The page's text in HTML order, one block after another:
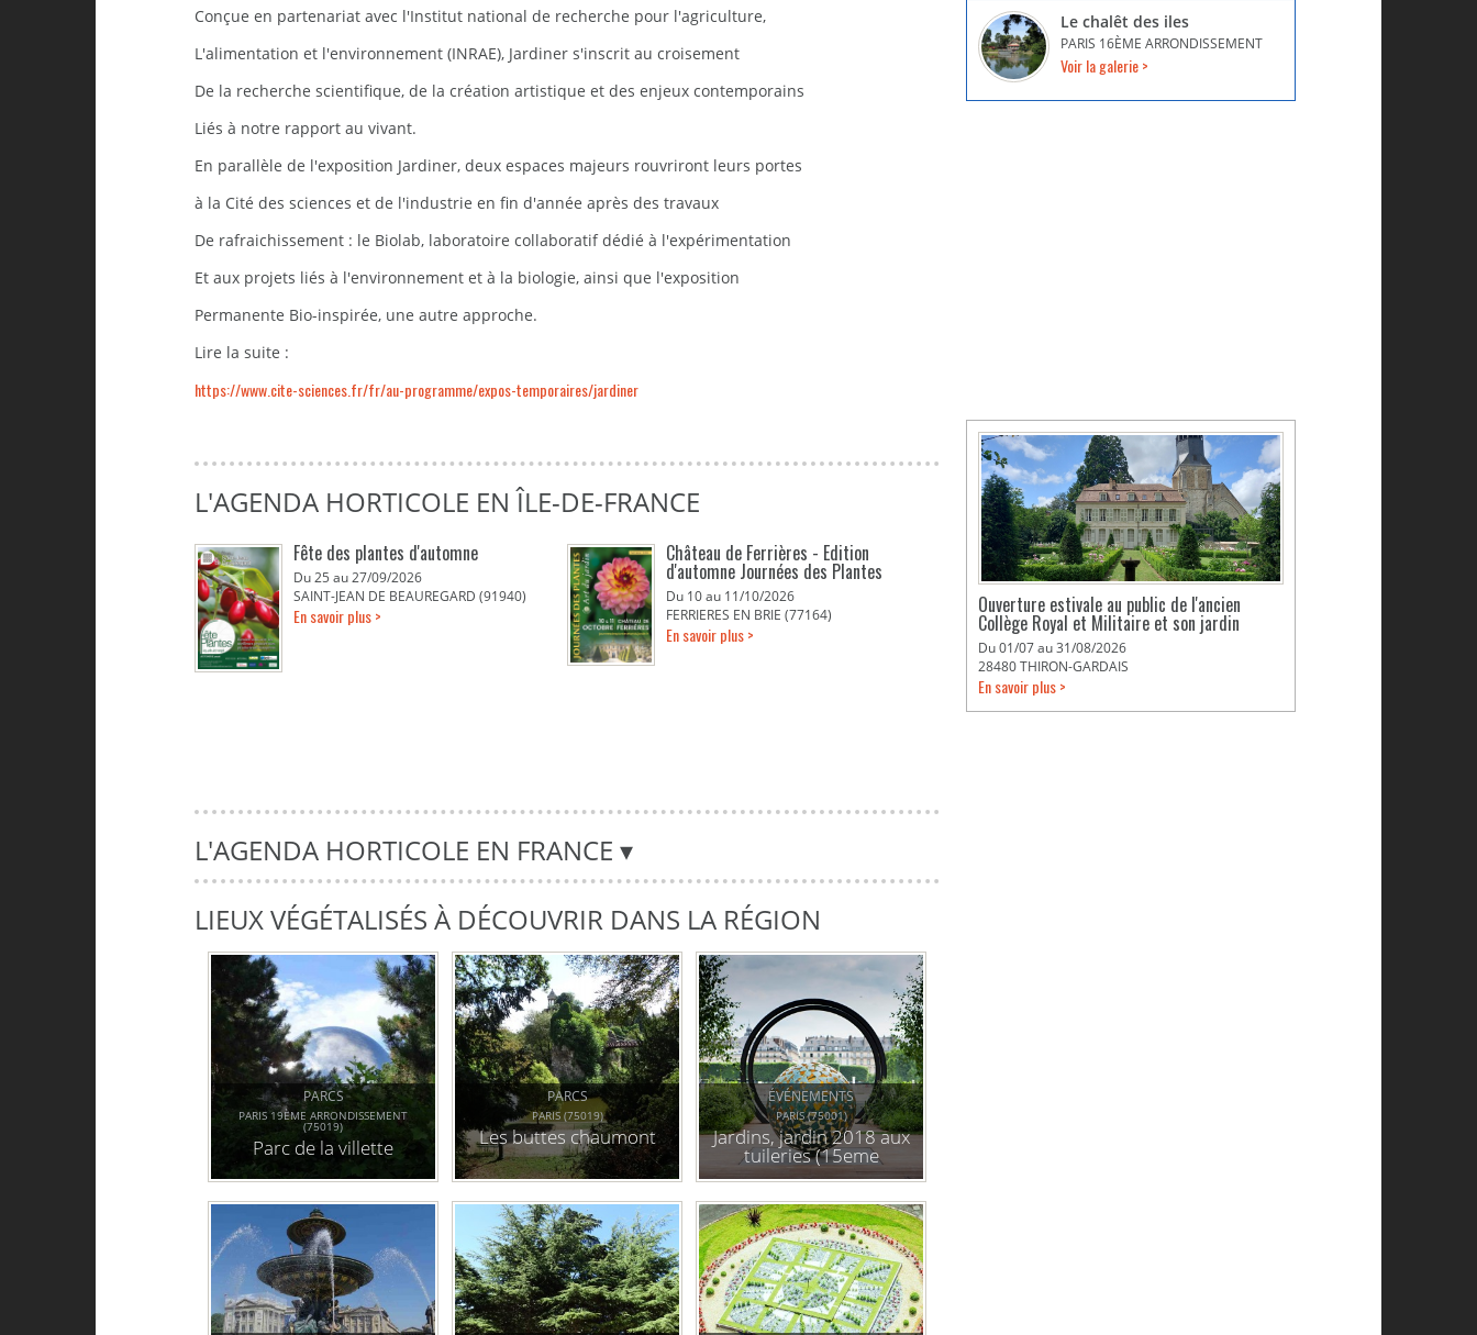
Conçue en partenariat avec l'Institut national de recherche pour l'agriculture,
L'alimentation et l'environnement (INRAE), Jardiner s'inscrit au croisement
De la recherche scientifique, de la création artistique et des enjeux contemporains
Liés à notre rapport au vivant.
En parallèle de l'exposition Jardiner, deux espaces majeurs rouvriront leurs portes
à la Cité des sciences et de l'industrie en fin d'année après des travaux
De rafraichissement : le Biolab, laboratoire collaboratif dédié à l'expérimentation
Et aux projets liés à l'environnement et à la biologie, ainsi que l'exposition
Permanente Bio-inspirée, une autre approche.
Lire la suite :
https://www.cite-sciences.fr/fr/au-programme/expos-temporaires/jardiner
L'AGENDA HORTICOLE EN ÎLE-DE-FRANCE
Fête des plantes d'automne
Du 25 au 27/09/2026
SAINT-JEAN DE BEAUREGARD (91940)
En savoir plus >
Château de Ferrières - Edition
d'automne Journées des Plantes
Du 10 au 11/10/2026
FERRIERES EN BRIE (77164)
En savoir plus >
L'AGENDA HORTICOLE EN FRANCE ▾
LIEUX VÉGÉTALISÉS À DÉCOUVRIR DANS LA RÉGION
PARCS
PARIS 19ÈME ARRONDISSEMENT
(75019)
Parc de la villette
PARCS
PARIS (75019)
Les buttes chaumont
ÉVÉNEMENTS
PARIS (75001)
Jardins, jardin 2018 aux
tuileries (15eme
édition) : expérience(s)
Le chalêt des iles
PARIS 16ÈME ARRONDISSEMENT
Voir la galerie >
Ouverture estivale au public de l'ancien
Collège Royal et Militaire et son jardin
Du 01/07 au 31/08/2026
28480 THIRON-GARDAIS
En savoir plus >